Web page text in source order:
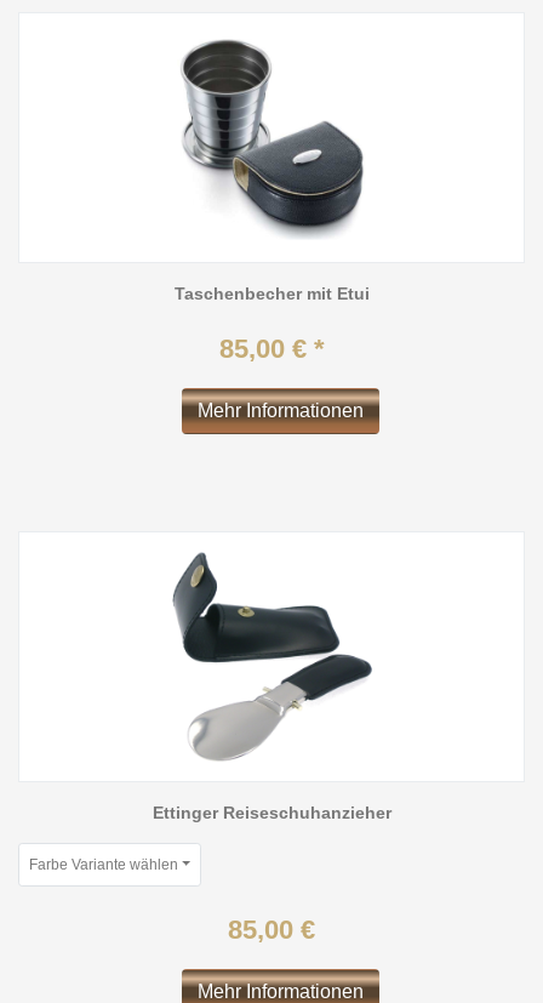
Taschenbecher mit Etui
85,00 € *
Mehr Informationen
Ettinger Reiseschuhanzieher
Farbe Variante wählen
85,00 €
Mehr Informationen